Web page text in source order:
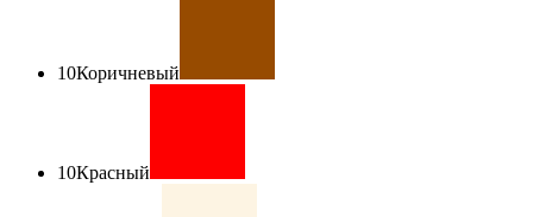
10Коричневый
10Красный